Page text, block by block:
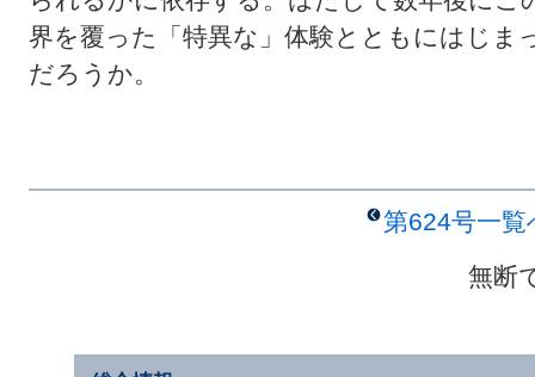
界を覆った「特異な」体験とともにはじま
だろうか。
第624号一覧
無断